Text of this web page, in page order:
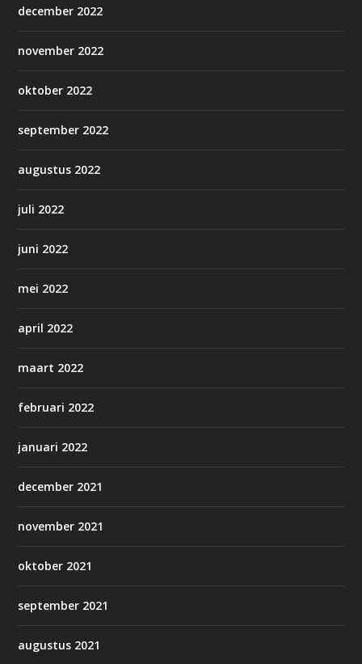
december 2022
november 2022
oktober 2022
september 2022
augustus 2022
juli 2022
juni 2022
mei 2022
april 2022
maart 2022
februari 2022
januari 2022
december 2021
november 2021
oktober 2021
september 2021
augustus 2021